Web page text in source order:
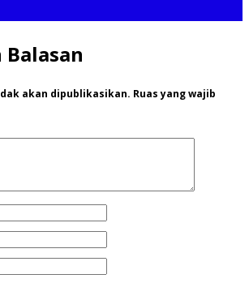
akan dipublikasikan. Ruas yang wajib